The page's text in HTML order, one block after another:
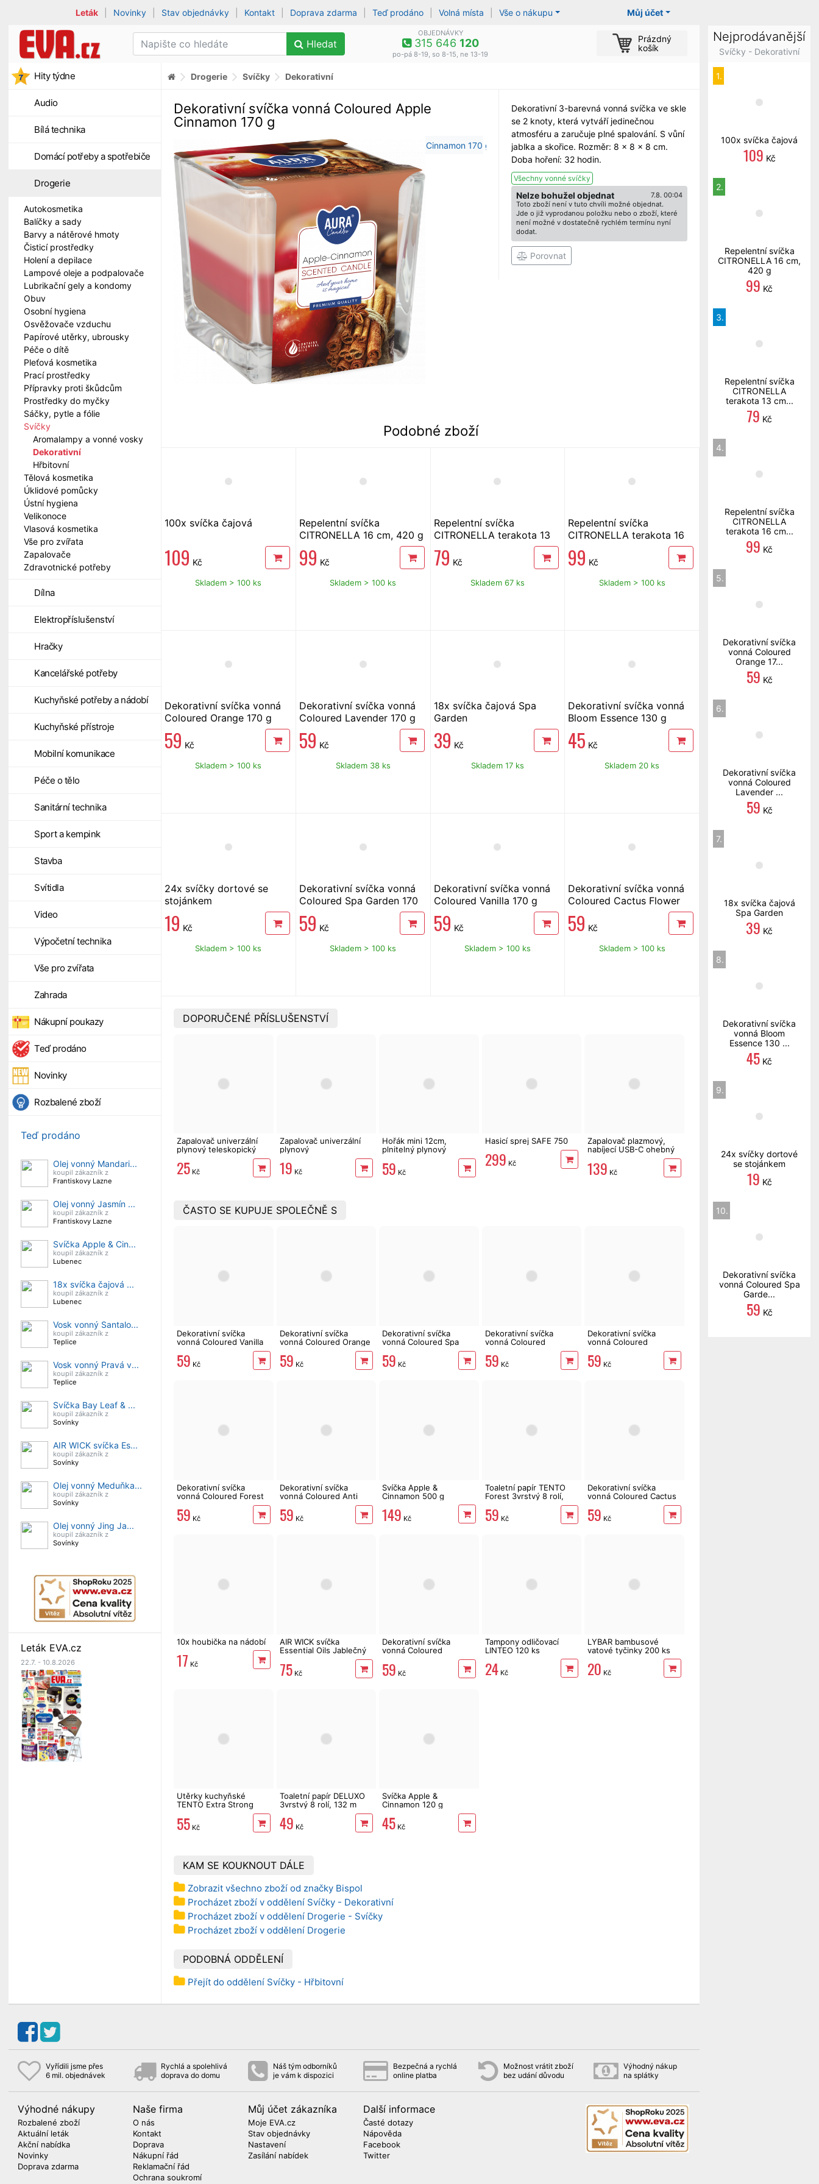
Můj účet
Leták Novinky Stav objednávky Kontakt Doprava zdarma Teď prodáno Volná místa Vše o nákupu
Hledat
OBJEDNÁVKY
315 646 120
po-pá 8-19, so 8-15, ne 13-19
Prázdný
košík
Hity týdne
Audio
Bílá technika
Domácí potřeby a spotřebiče
Drogerie
Autokosmetika
Balíčky a sady
Barvy a nátěrové hmoty
Čisticí prostředky
Holení a depilace
Lampové oleje a podpalovače
Lubrikační gely a kondomy
Obuv
Osobní hygiena
Osvěžovače vzduchu
Papírové utěrky, ubrousky
Péče o dítě
Pleťová kosmetika
Prací prostředky
Přípravky proti škůdcům
Prostředky do myčky
Sáčky, pytle a fólie
Svíčky
Aromalampy a vonné vosky
Dekorativní
Hřbitovní
Tělová kosmetika
Úklidové pomůcky
Ústní hygiena
Velikonoce
Vlasová kosmetika
Vše pro zvířata
Zapalovače
Zdravotnické potřeby
Dílna
Elektropříslušenství
Hračky
Kancelářské potřeby
Kuchyňské potřeby a nádobí
Kuchyňské přístroje
Mobilní komunikace
Péče o tělo
Sanitární technika
Sport a kempink
Stavba
Svítidla
Video
Výpočetní technika
Vše pro zvířata
Zahrada
Nákupní poukazy
Teď prodáno
Novinky
Rozbalené zboží
Teď prodáno
Olej vonný Mandari...
koupil zákazník z
Frantiskovy Lazne
Olej vonný Jasmín ...
koupil zákazník z
Frantiskovy Lazne
Svíčka Apple & Cin...
koupil zákazník z
Lubenec
18x svíčka čajová ...
koupil zákazník z
Lubenec
Vosk vonný Santalo...
koupil zákazník z
Teplice
Vosk vonný Pravá v...
koupil zákazník z
Teplice
Svíčka Bay Leaf & ...
koupil zákazník z
Sovínky
AIR WICK svíčka Es...
koupil zákazník z
Sovínky
Olej vonný Meduňka...
koupil zákazník z
Sovínky
Olej vonný Jing Ja...
koupil zákazník z
Sovínky
Leták EVA.cz
22.7. - 10.8.2026
Drogerie Svíčky Dekorativní
Dekorativní 3-barevná vonná svíčka ve skle
se 2 knoty, která vytváří jedinečnou
atmosféru a zaručuje plné spalování. S vůní
jablka a skořice. Rozměr: 8 x 8 x 8 cm.
Doba hoření: 32 hodin.
Všechny vonné svíčky
7.8. 00:04
Nelze bohužel objednat
Toto zboží není v tuto chvíli možné objednat.
Jde o již vyprodanou položku nebo o zboží, které
není možné v dostatečně rychlém termínu nyní
dodat.
Porovnat
Dekorativní svíčka vonná Coloured Apple
Cinnamon 170 g
Podobné zboží
100x svíčka čajová
109 Kč
Skladem > 100 ks
Repelentní svíčka
CITRONELLA 16 cm, 420 g
99 Kč
Skladem > 100 ks
Repelentní svíčka
CITRONELLA terakota 13
79 Kč
Skladem 67 ks
Repelentní svíčka
CITRONELLA terakota 16
99 Kč
Skladem > 100 ks
Dekorativní svíčka vonná
Coloured Orange 170 g
59 Kč
Skladem > 100 ks
Dekorativní svíčka vonná
Coloured Lavender 170 g
59 Kč
Skladem 38 ks
18x svíčka čajová Spa
Garden
39 Kč
Skladem 17 ks
Dekorativní svíčka vonná
Bloom Essence 130 g
45 Kč
Skladem 20 ks
24x svíčky dortové se
stojánkem
19 Kč
Skladem > 100 ks
Dekorativní svíčka vonná
Coloured Spa Garden 170
59 Kč
Skladem > 100 ks
Dekorativní svíčka vonná
Coloured Vanilla 170 g
59 Kč
Skladem > 100 ks
Dekorativní svíčka vonná
Coloured Cactus Flower
59 Kč
Skladem > 100 ks
DOPORUČENÉ PŘÍSLUŠENSTVÍ
Zapalovač univerzální
plynový teleskopický
25 Kč
Zapalovač univerzální
plynový
19 Kč
Hořák mini 12cm,
plnitelný plynový
59 Kč
Hasicí sprej SAFE 750
299 Kč
Zapalovač plazmový,
nabíjecí USB-C ohebný
Extol Premium 8848130
139 Kč
ČASTO SE KUPUJE SPOLEČNĚ S
Dekorativní svíčka
vonná Coloured Vanilla
59 Kč
Dekorativní svíčka
vonná Coloured Orange
59 Kč
Dekorativní svíčka
vonná Coloured Spa
59 Kč
Dekorativní svíčka
vonná Coloured
59 Kč
Dekorativní svíčka
vonná Coloured
59 Kč
Dekorativní svíčka
vonná Coloured Forest
59 Kč
Dekorativní svíčka
vonná Coloured Anti
59 Kč
Svíčka Apple &
Cinnamon 500 g
149 Kč
Toaletní papír TENTO
Forest 3vrstvý 8 rolí,
59 Kč
Dekorativní svíčka
vonná Coloured Cactus
59 Kč
10x houbička na nádobí
17 Kč
AIR WICK svíčka
Essential Oils Jablečný
sad & Cejlonská skořice
185 g
75Kč
Dekorativní svíčka
vonná Coloured
Raspberry Cloud 170 g
59 Kč
Tampony odličovací
LINTEO 120 ks
24Kč
LYBAR bambusové
vatové tyčinky 200 ks
20 Kč
Utěrky kuchyňské
TENTO Extra Strong
3vrstvé, 2 role, 34 m
55 Kč
Toaletní papír DELUXO
3vrstvý 8 rolí, 132 m
49 Kč
Svíčka Apple &
Cinnamon 120 g
45 Kč
KAM SE KOUKNOUT DÁLE
Zobrazit všechno zboží od značky Bispol
Procházet zboží v oddělení Svíčky - Dekorativní
Procházet zboží v oddělení Drogerie - Svíčky
Procházet zboží v oddělení Drogerie
PODOBNÁ ODDĚLENÍ
Přejít do oddělení Svíčky - Hřbitovní
Vyřídili jsme přes
6 mil. objednávek
Rychlá a spolehlivá
doprava do domu
Náš tým odborníků
je vám k dispozici
Bezpečná a rychlá
online platba
Možnost vrátit zboží
bez udání důvodu
Výhodný nákup
na splátky
Výhodné nákupy
Rozbalené zboží
Aktuální leták
Akční nabídka
Novinky
Doprava zdarma
Naše firma
O nás
Kontakt
Doprava
Nákupní řád
Reklamační řád
Ochrana soukromí
Můj účet zákazníka
Moje EVA.cz
Stav objednávky
Nastavení
Zasílání nabídek
Další informace
Časté dotazy
Nápověda
Facebook
Twitter
Nejprodávanější
Svíčky - Dekorativní
1.
100x svíčka čajová
109 Kč
2.
Repelentní svíčka
CITRONELLA 16 cm,
420 g
99 Kč
3.
Repelentní svíčka
CITRONELLA
terakota 13 cm...
79 Kč
4.
Repelentní svíčka
CITRONELLA
terakota 16 cm...
99 Kč
5.
Dekorativní svíčka
vonná Coloured
Orange 17...
59 Kč
6.
Dekorativní svíčka
vonná Coloured
Lavender ...
59 Kč
7.
18x svíčka čajová
Spa Garden
39 Kč
8.
Dekorativní svíčka
vonná Bloom
Essence 130 ...
45 Kč
9.
24x svíčky dortové
se stojánkem
19 Kč
10.
Dekorativní svíčka
vonná Coloured Spa
Garde...
59 Kč